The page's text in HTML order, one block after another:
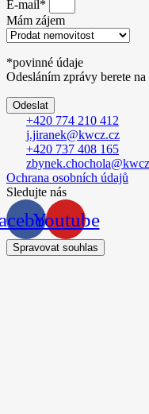
E-mail*
Mám zájem
*povinné údaje
Odesláním zprávy berete
Odeslat
+420 774 210 412
j.jiranek@kwcz.cz
+420 737 408 165
Ochrana osobních údajů
Sledujte nás
Youtube
Spravovat souhlas